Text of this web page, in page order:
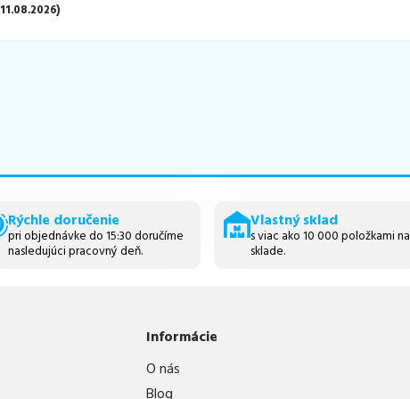
11.08.2026)
Rýchle doručenie
pri objednávke do 15:30 doručíme
nasledujúci pracovný deň.
Vlastný sklad
s viac ako 10 000 položkami na
sklade.
Informácie
O nás
Blog